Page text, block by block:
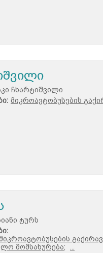
ჩხარტიშვილი
მიკროავტობუსების
ტურს
მომსახურება;